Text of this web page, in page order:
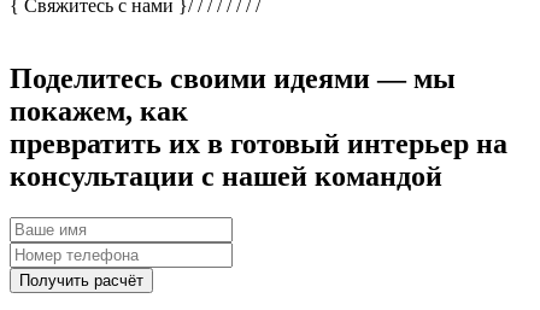
{ Свяжитесь с нами }////////
Поделитесь своими идеями — мы
покажем, как
превратить их в готовый интерьер на
консультации с нашей командой
Получить расчёт